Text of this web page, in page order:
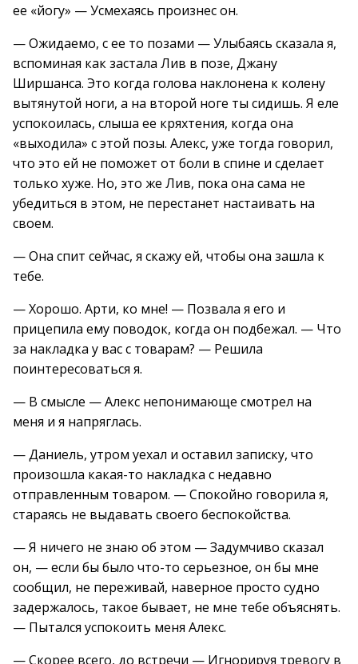
ее «йогу» — Усмехаясь произнес он.
— Ожидаемо, с ее то позами — Улыбаясь сказала я,
вспоминая как застала Лив в позе, Джану
Ширшанса. Это когда голова наклонена к колену
вытянутой ноги, а на второй ноге ты сидишь. Я еле
успокоилась, слыша ее кряхтения, когда она
«выходила» с этой позы. Алекс, уже тогда говорил,
что это ей не поможет от боли в спине и сделает
только хуже. Но, это же Лив, пока она сама не
убедиться в этом, не перестанет настаивать на
своем.
— Она спит сейчас, я скажу ей, чтобы она зашла к
тебе.
— Хорошо. Арти, ко мне! — Позвала я его и
прицепила ему поводок, когда он подбежал. — Что
за накладка у вас с товарам? — Решила
поинтересоваться я.
— В смысле — Алекс непонимающе смотрел на
меня и я напряглась.
— Даниель, утром уехал и оставил записку, что
произошла какая-то накладка с недавно
отправленным товаром. — Спокойно говорила я,
стараясь не выдавать своего беспокойства.
— Я ничего не знаю об этом — Задумчиво сказал
он, — если бы было что-то серьезное, он бы мне
сообщил, не переживай, наверное просто судно
задержалось, такое бывает, не мне тебе объяснять.
— Пытался успокоить меня Алекс.
— Скорее всего, до встречи — Игнорируя тревогу в